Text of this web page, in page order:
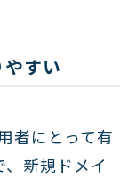
すい
者にとって有
新規ドメイ